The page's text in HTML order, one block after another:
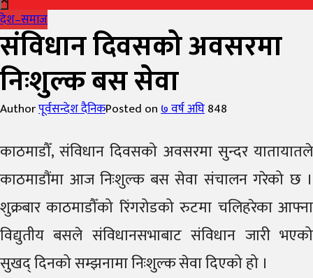
देश–समाज
संविधान दिवसको अवसरमा
निःशुल्क बस सेवा
Authorपूर्वसन्देश दैनिकPosted on७ वर्ष अघि848
काठमाडौँ, संविधान दिवसको अवसरमा सुन्दर यातायातले
काठमाडौंमा आज निःशुल्क बस सेवा संचालन गरेको छ ।
शुक्रबार काठमाडौँको रिंगरोडको रुटमा चलिहरेका आफ्ना
विद्युतीय बसले संविधानसभाबाट संविधान जारी भएको
सुखद् दिनको सम्झनामा निःशुल्क सेवा दिएको हो ।